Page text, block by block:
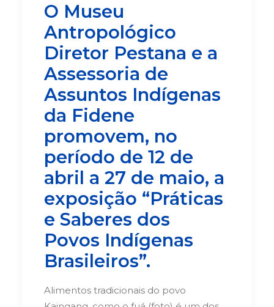
O Museu
Antropológico
Diretor Pestana e a
Assessoria de
Assuntos Indígenas
da Fidene
promovem, no
período de 12 de
abril a 27 de maio, a
exposição “Práticas
e Saberes dos
Povos Indígenas
Brasileiros”.
Alimentos tradicionais do povo